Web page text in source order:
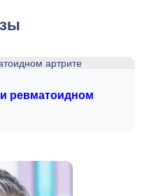
ревматоидном